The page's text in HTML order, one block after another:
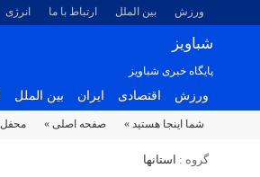
ورزش بین الملل ارتباط با ما انرژی
شباویز
پایگاه خبری شباویز
ورزش اقتصادی ایران بین الملل
شما اینجا هستید » صفحه اصلی » محفل
گروه : استانها